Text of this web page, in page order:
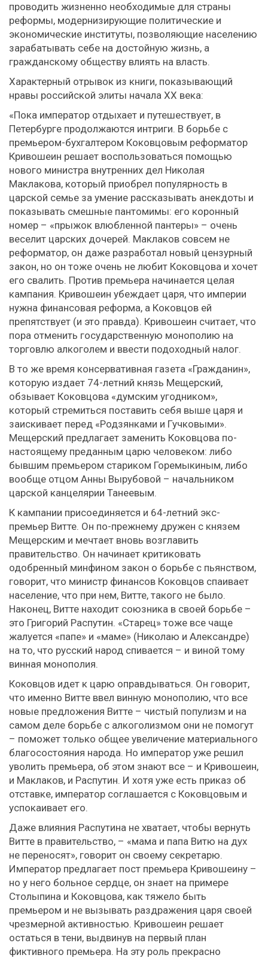
проводить жизненно необходимые для страны
реформы, модернизирующие политические и
экономические институты, позволяющие населению
зарабатывать себе на достойную жизнь, а
гражданскому обществу влиять на власть.
Характерный отрывок из книги, показывающий
нравы российской элиты начала ХХ века:
«Пока император отдыхает и путешествует, в
Петербурге продолжаются интриги. В борьбе с
премьером-бухгалтером Коковцовым реформатор
Кривошеин решает воспользоваться помощью
нового министра внутренних дел Николая
Маклакова, который приобрел популярность в
царской семье за умение рассказывать анекдоты и
показывать смешные пантомимы: его коронный
номер – «прыжок влюбленной пантеры» – очень
веселит царских дочерей. Маклаков совсем не
реформатор, он даже разработал новый цензурный
закон, но он тоже очень не любит Коковцова и хочет
его свалить. Против премьера начинается целая
кампания. Кривошеин убеждает царя, что империи
нужна финансовая реформа, а Коковцов ей
препятствует (и это правда). Кривошеин считает, что
пора отменить государственную монополию на
торговлю алкоголем и ввести подоходный налог.
В то же время консервативная газета «Гражданин»,
которую издает 74-летний князь Мещерский,
обзывает Коковцова «думским угодником»,
который стремиться поставить себя выше царя и
заискивает перед «Родзянками и Гучковыми».
Мещерский предлагает заменить Коковцова по-
настоящему преданным царю человеком: либо
бывшим премьером стариком Горемыкиным, либо
вообще отцом Анны Вырубовой – начальником
царской канцелярии Танеевым.
К кампании присоединяется и 64-летний экс-
премьер Витте. Он по-прежнему дружен с князем
Мещерским и мечтает вновь возглавить
правительство. Он начинает критиковать
одобренный минфином закон о борьбе с пьянством,
говорит, что министр финансов Коковцов спаивает
население, что при нем, Витте, такого не было.
Наконец, Витте находит союзника в своей борьбе –
это Григорий Распутин. «Старец» тоже все чаще
жалуется «папе» и «маме» (Николаю и Александре)
на то, что русский народ спивается – и виной тому
винная монополия.
Коковцов идет к царю оправдываться. Он говорит,
что именно Витте ввел винную монополию, что все
новые предложения Витте – чистый популизм и на
самом деле борьбе с алкоголизмом они не помогут
– поможет только общее увеличение материального
благосостояния народа. Но император уже решил
уволить премьера, об этом знают все – и Кривошеин,
и Маклаков, и Распутин. И хотя уже есть приказ об
отставке, император соглашается с Коковцовым и
успокаивает его.
Даже влияния Распутина не хватает, чтобы вернуть
Витте в правительство, – «мама и папа Витю на дух
не переносят», говорит он своему секретарю.
Император предлагает пост премьера Кривошеину –
но у него больное сердце, он знает на примере
Столыпина и Коковцова, как тяжело быть
премьером и не вызывать раздражения царя своей
чрезмерной активностью. Кривошеин решает
остаться в тени, выдвинув на первый план
фиктивного премьера. На эту роль прекрасно